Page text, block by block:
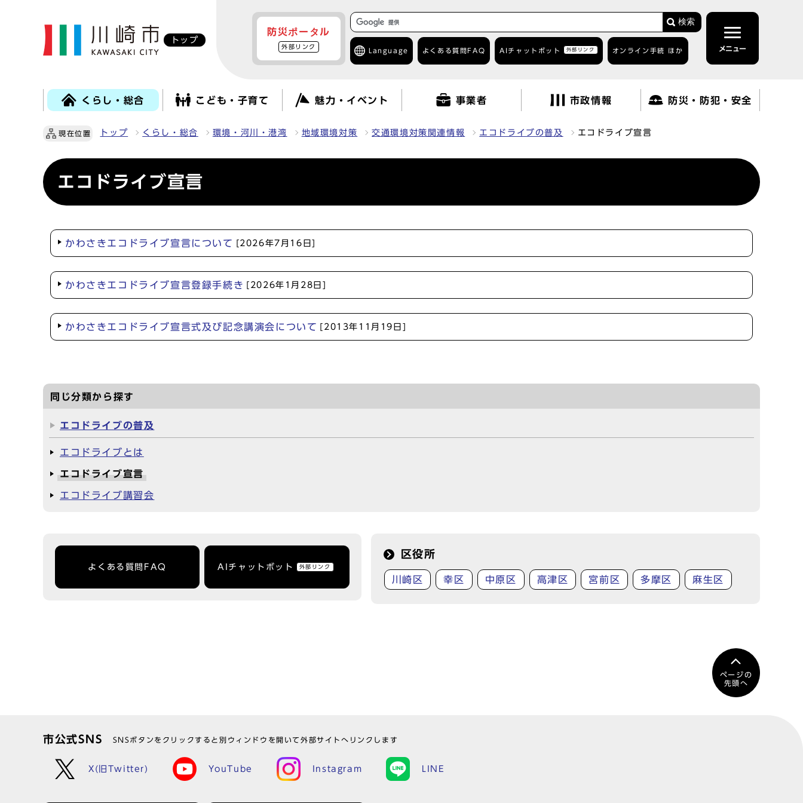
トップ
防災ポータル
外部リンク
検索
Language よくある質問 FAQ AIチャットボット 外部リンク オンライン手続 ほか メニュー
くらし・総合 こども・子育て 魅力・イベント 事業者 市政情報 防災・防犯・安全
現在位置 トップ くらし・総合 環境・河川・港湾 地域環境対策 交通環境対策関連情報 エコドライブの普及 エコドライブ宣言
エコドライブ宣言
かわさきエコドライブ宣言について [2026年7月16日]
かわさきエコドライブ宣言登録手続き [2026年1月28日]
かわさきエコドライブ宣言式及び記念講演会について [2013年11月19日]
同じ分類から探す
エコドライブの普及
エコドライブとは
エコドライブ宣言
エコドライブ講習会
よくある質問FAQ AIチャットボット 外部リンク
区役所
川崎区 幸区 中原区 高津区 宮前区 多摩区 麻生区
ページの
先頭へ
市公式SNS SNSボタンをクリックすると別ウィンドウを開いて外部サイトへリンクします
X(旧Twitter) YouTube Instagram LINE